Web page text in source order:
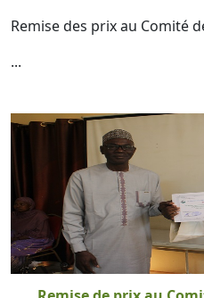
Remise des prix au Comité
...